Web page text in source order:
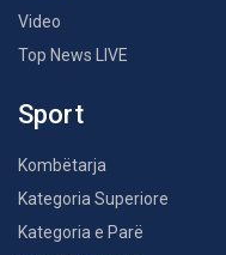
Video
Top News LIVE
Sport
Kombëtarja
Kategoria Superiore
Kategoria e Parë